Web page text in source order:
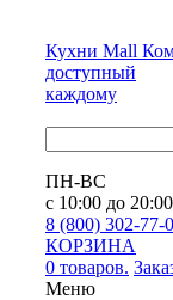
Кухни Mall
доступный
каждому
ПН-ВС
с 10:00 до 20:00
8 (800) 302-77-
КОРЗИНА
0 товаров.
Меню